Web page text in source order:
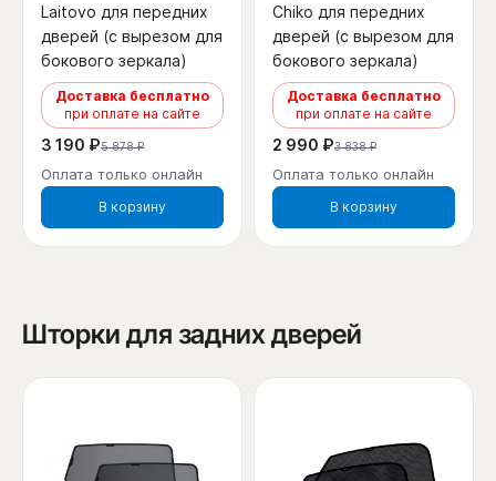
Laitovo для передних
дверей (с вырезом для
бокового зеркала)
Доставка бесплатно
при оплате на сайте
3 190 ₽5 878 ₽
Оплата только онлайн
В корзину
Chiko для передних
дверей (с вырезом для
бокового зеркала)
Доставка бесплатно
при оплате на сайте
2 990 ₽3 838 ₽
Оплата только онлайн
В корзину
Шторки для задних дверей